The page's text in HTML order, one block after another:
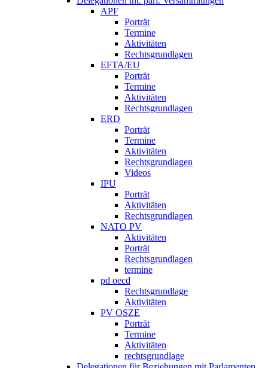
APF
Porträt
Termine
Aktivitäten
Rechtsgrundlagen
EFTA/EU
Porträt
Termine
Aktivitäten
Rechtsgrundlagen
ERD
Porträt
Termine
Aktivitäten
Rechtsgrundlagen
Videos
IPU
Porträt
Aktivitäten
Rechtsgrundlagen
NATO PV
Aktivitäten
Porträt
Rechtsgrundlagen
termine
pd oecd
Rechtsgrundlage
Aktivitäten
PV OSZE
Porträt
Termine
Aktivitäten
rechtsgrundlage